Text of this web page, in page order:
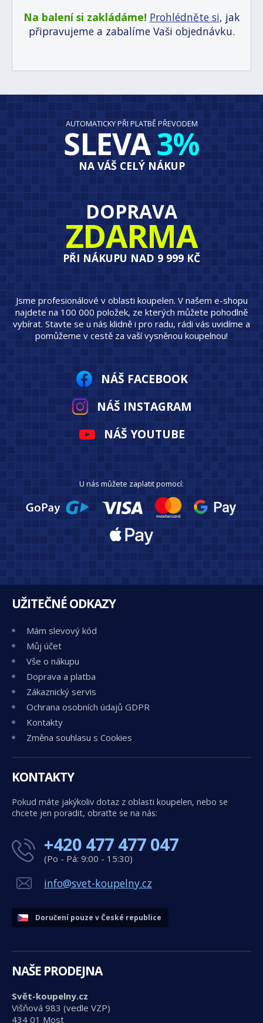
Na balení si zakládáme! Prohlédněte si, jak
připravujeme a zabalíme Vaši objednávku.
AUTOMATICKY PŘI PLATBĚ PŘEVODEM
SLEVA3%
NA VÁŠ CELÝ NÁKUP
DOPRAVA
ZDARMA
PŘI NÁKUPU NAD 9 999 KČ
Jsme profesionálové v oblasti koupelen. V našem e-shopu
najdete na 100 000 položek, ze kterých můžete pohodlně
vybírat. Stavte se u nás klidně i pro radu, rádi vás uvidíme a
pomůžeme v cestě za vaší vysněnou koupelnou!
NÁŠ FACEBOOK
NÁŠ INSTAGRAM
NÁŠ YOUTUBE
U nás můžete zaplatit pomocí:
UŽITEČNÉ ODKAZY
Mám slevový kód
Můj účet
Vše o nákupu
Doprava a platba
Zákaznický servis
Ochrana osobních údajů GDPR
Kontakty
Změna souhlasu s Cookies
KONTAKTY
Pokud máte jakýkoliv dotaz z oblasti koupelen, nebo se
chcete jen poradit, obraťte se na nás:
+420 477 477 047
(Po - Pá: 9:00 - 15:30)
info@svet-koupelny.cz
Doručení pouze v České republice
NAŠE PRODEJNA
Svět-koupelny.cz
Višňová 983 (vedle VZP)
434 01 Most